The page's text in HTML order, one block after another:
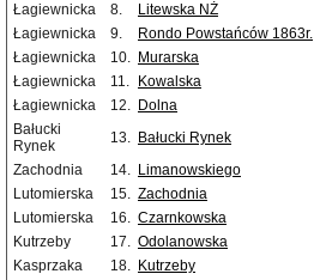
Łagiewnicka
8. Litewska NŻ
Łagiewnicka
9. Rondo Powstańców 1863r.
Łagiewnicka
10. Murarska
Łagiewnicka
11. Kowalska
Łagiewnicka
12. Dolna
Bałucki
Rynek
13. Bałucki Rynek
Zachodnia 14. Limanowskiego
Lutomierska
15. Zachodnia
Lutomierska
16. Czarnkowska
Kutrzeby
17. Odolanowska
Kasprzaka
18. Kutrzeby